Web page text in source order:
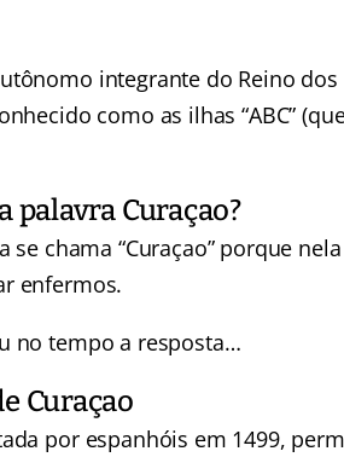
integrante do Reino
como as ilhas “ABC”
palavra Curaçao?
se chama “Curaçao” porque
enfermos.
no tempo a resposta…
Curaçao
por espanhóis em 1499,